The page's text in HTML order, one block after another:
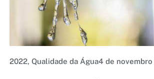
2022, Qualidade da Água4 de